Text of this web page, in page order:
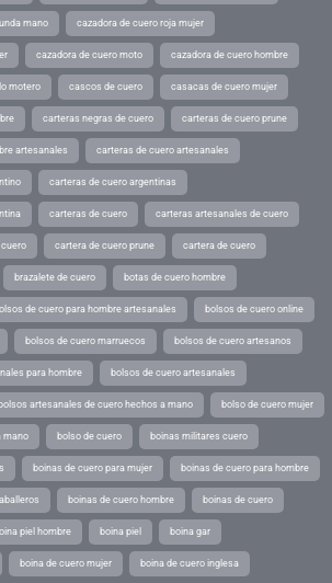
mano cazadora de cuero roja mujer
cazadora de cuero moto cazadora de cuero hombre
motero cascos de cuero casacas de cuero mujer
carteras negras de cuero carteras de cuero prune
artesanales carteras de cuero artesanales
carteras de cuero argentinas
carteras de cuero carteras artesanales de cuero
cartera de cuero prune cartera de cuero
brazalete de cuero botas de cuero hombre
de cuero para hombre artesanales bolsos de cuero online
bolsos de cuero marruecos bolsos de cuero artesanos
para hombre bolsos de cuero artesanales
bolsos artesanales de cuero hechos a mano bolso de cuero mujer
mano bolso de cuero boinas militares cuero
boinas de cuero para mujer boinas de cuero para hombre
boinas de cuero hombre boinas de cuero
piel hombre boina piel boina gar
boina de cuero mujer boina de cuero inglesa